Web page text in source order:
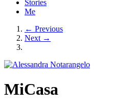
Stories
Me
← Previous
Next →
MiCasa